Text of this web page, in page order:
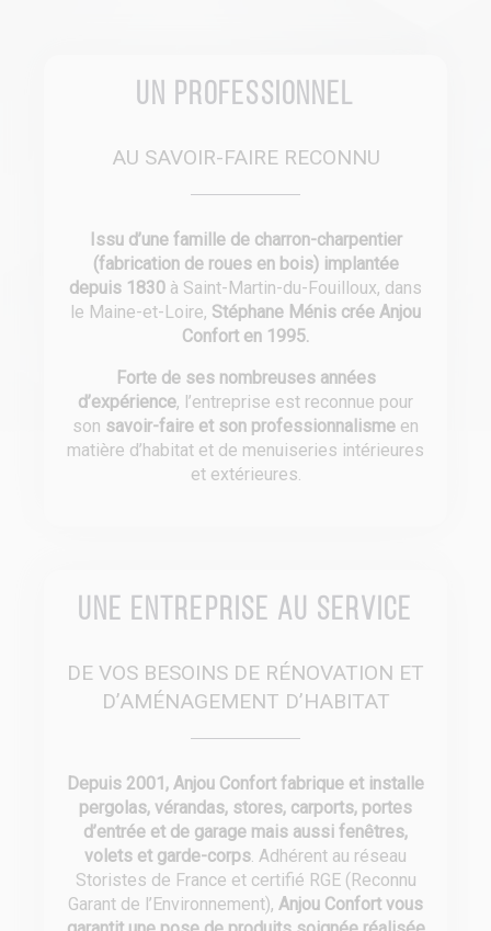
Un professionnel
AU SAVOIR-FAIRE RECONNU
Issu d’une famille de charron-charpentier
(fabrication de roues en bois) implantée
depuis 1830 à Saint-Martin-du-Fouilloux, dans
le Maine-et-Loire, Stéphane Ménis crée Anjou
Confort en 1995.
Forte de ses nombreuses années
d’expérience, l’entreprise est reconnue pour
son savoir-faire et son professionnalisme en
matière d’habitat et de menuiseries intérieures
et extérieures.
Une entreprise au service
DE VOS BESOINS DE RÉNOVATION ET
D’AMÉNAGEMENT D’HABITAT
Depuis 2001, Anjou Confort fabrique et installe
pergolas, vérandas, stores, carports, portes
d’entrée et de garage mais aussi fenêtres,
volets et garde-corps. Adhérent au réseau
Storistes de France et certifié RGE (Reconnu
Garant de l’Environnement), Anjou Confort vous